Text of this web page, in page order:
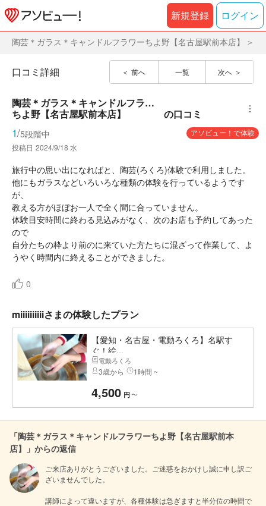
新規登録 ログイン
陶芸＊ガラス＊キャンドルフラワーちよ野【名古屋駅前本店】
前へ 一覧 次へ
口コミ詳細
陶芸＊ガラス＊キャンドルフラワー
ちよ野【名古屋駅前本店】
の口コミ ︙
1/5段階中
アソビュー！で体験
投稿日 2024/9/18 水
旅行中の思い出になればと、陶芸(ろくろ)体験で利用しました。
他にもガラスなどいろいろな種類の体験を行っているようです
が、
教える方がほぼお一人で全く間に合っていません。
体験目安時間に終わる見込みがなく、次のお店も予約してあった
ので
自分たちの枠より前のに来ていた方たちに混ざって作業して、よ
うやく時間内に終えることができました。
0
miiiiiiiiiiさまの体験したプラン
【愛知・名古屋・電動ろくろ】名駅す
ぐ！絵...
電動ろくろ
3歳から 1時間 ~
4,500 円 〜
「陶芸＊ガラス＊キャンドルフラワーちよ野【名古屋駅前本
店】」からの返信
ご来店ありがとうございました。ご迷惑をおかけし誠に申し訳ご
ざいませんでした。
講師によって違いますが、各種体験は急ぎますと半分位の時間で